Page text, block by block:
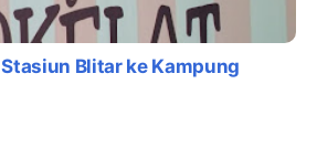
Blitar ke Kampung